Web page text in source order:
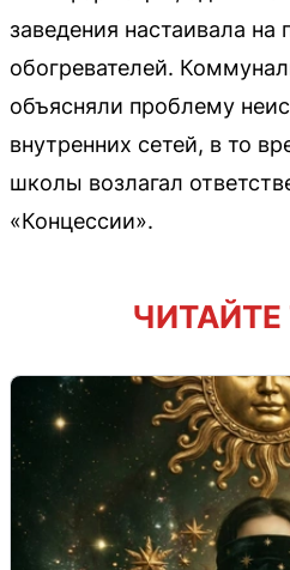
заведения настаивала на
обогревателей.
объясняли проблему
внутренних сетей, в то
школы возлагал
«Концессии».